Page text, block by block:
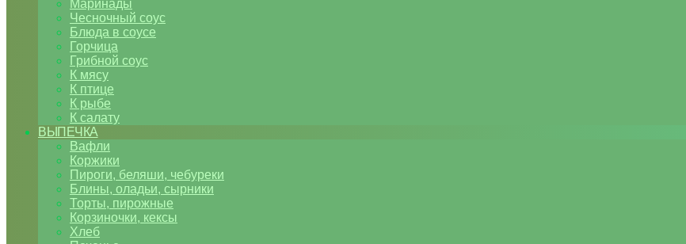
Маринады
Чесночный соус
Блюда в соусе
Горчица
Грибной соус
К мясу
К птице
К рыбе
К салату
ВЫПЕЧКА
Вафли
Коржики
Пироги, беляши, чебуреки
Блины, оладьи, сырники
Торты, пирожные
Корзиночки, кексы
Хлеб